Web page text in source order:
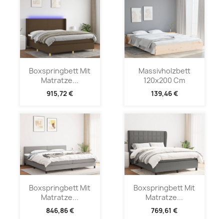
Boxspringbett Mit
Matratze...
915,72 €
Massivholzbett
120x200 Cm
139,46 €
Boxspringbett Mit
Matratze...
846,86 €
Boxspringbett Mit
Matratze...
769,61 €